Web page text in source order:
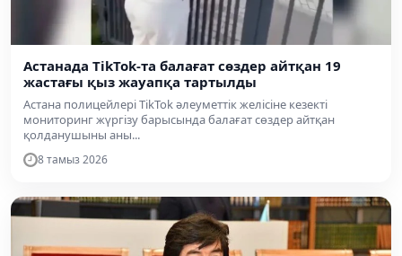
Астанада TikTok-та балағат сөздер айтқан 19
жастағы қыз жауапқа тартылды
Астана полицейлері TikTok әлеуметтік желісіне кезекті
мониторинг жүргізу барысында балағат сөздер айтқан
қолданушыны аны...
8 тамыз 2026